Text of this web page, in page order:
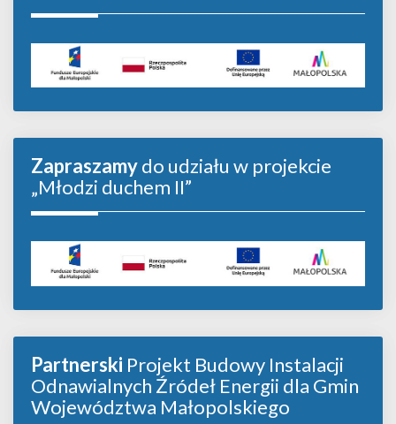
Zapraszamydo udziału w projekcie
„Młodzi duchem II”
Partnerski Projekt Budowy Instalacji
Odnawialnych Źródeł Energii dla Gmin
Województwa Małopolskiego